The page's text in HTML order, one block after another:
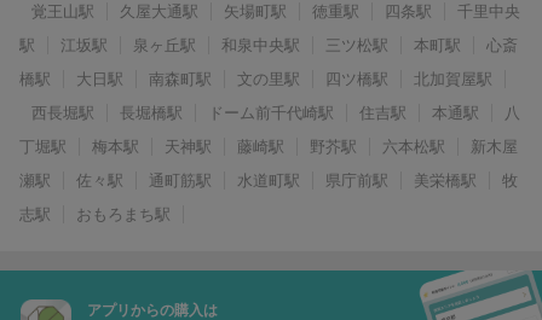
覚王山駅
久屋大通駅 矢場町駅 徳重駅 四条駅
千里中央
駅
江坂駅 泉ヶ丘駅 和泉中央駅 三ツ松駅 本町駅
心斎
橋駅
大日駅 南森町駅 文の里駅 四ツ橋駅
北加賀屋駅
西長堀駅
長堀橋駅 ドーム前千代崎駅 住吉駅 本通駅
八
丁堀駅
梅本駅 天神駅 藤崎駅 野芥駅 六本松駅
新木屋
瀬駅
佐々駅 通町筋駅 水道町駅 県庁前駅 美栄橋駅
牧
志駅
おもろまち駅
アプリからの購入は